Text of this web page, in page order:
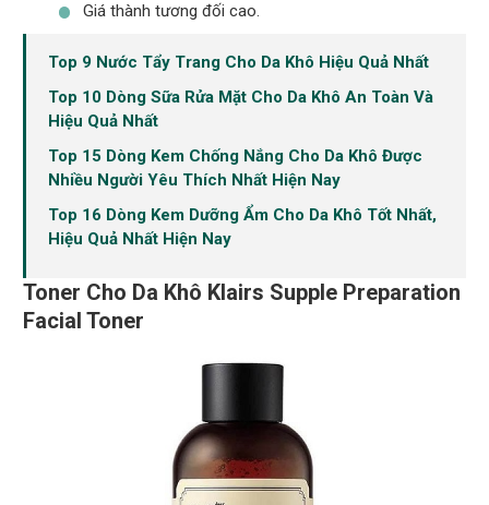
Giá thành tương đối cao.
Top 9 Nước Tẩy Trang Cho Da Khô Hiệu Quả Nhất
Top 10 Dòng Sữa Rửa Mặt Cho Da Khô An Toàn Và
Hiệu Quả Nhất
Top 15 Dòng Kem Chống Nắng Cho Da Khô Được
Nhiều Người Yêu Thích Nhất Hiện Nay
Top 16 Dòng Kem Dưỡng Ẩm Cho Da Khô Tốt Nhất,
Hiệu Quả Nhất Hiện Nay
Toner Cho Da Khô Klairs Supple Preparation
Facial Toner